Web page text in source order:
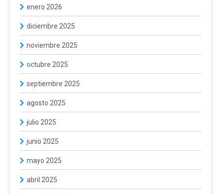
enero 2026
diciembre 2025
noviembre 2025
octubre 2025
septiembre 2025
agosto 2025
julio 2025
junio 2025
mayo 2025
abril 2025